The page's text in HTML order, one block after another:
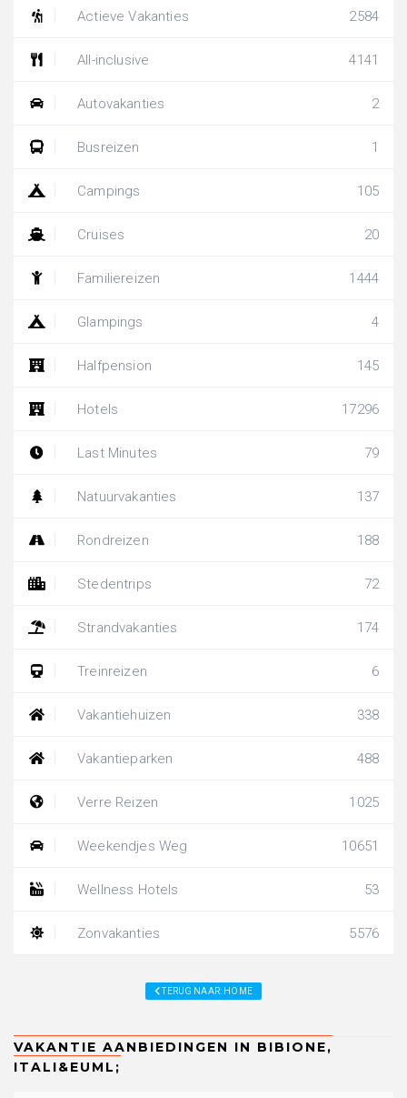
Actieve Vakanties 2584
All-inclusive 4141
Autovakanties 2
Busreizen 1
Campings 105
Cruises 20
Familiereizen 1444
Glampings 4
Halfpension 145
Hotels 17296
Last Minutes 79
Natuurvakanties 137
Rondreizen 188
Stedentrips 72
Strandvakanties 174
Treinreizen 6
Vakantiehuizen 338
Vakantieparken 488
Verre Reizen 1025
Weekendjes Weg 10651
Wellness Hotels 53
Zonvakanties 5576
TERUG NAAR: HOME